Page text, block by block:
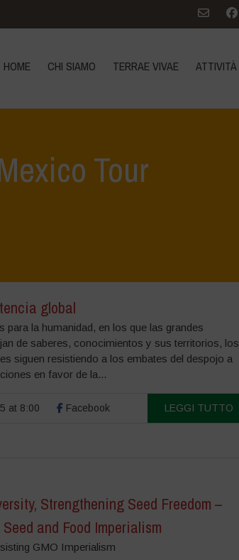
HOME CHI SIAMO TERRAE VIVAE ATTIVITÀ
Tour
global
para la humanidad, en los que las grandes
de saberes, conocimientos y sus territorios, los
siguen resistiendo a los embates del despojo a
en favor de la...
at 8:00 Facebook LEGGI TUTTO
Strengthening Seed Freedom –
and Food Imperialism
GMO Imperialism